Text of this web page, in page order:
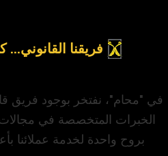
فريقنا القانوني...
في "محام"، نفتخر بوجود فريق
الخبرات المتخصصة في مجالات
بروح واحدة لخدمة عملائنا